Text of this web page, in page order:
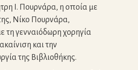
Ι. Πουρνάρα, η οποία με
Νίκο Πουρνάρα,
τη γενναιόδωρη χορηγία
και την
της Βιβλιοθήκης.